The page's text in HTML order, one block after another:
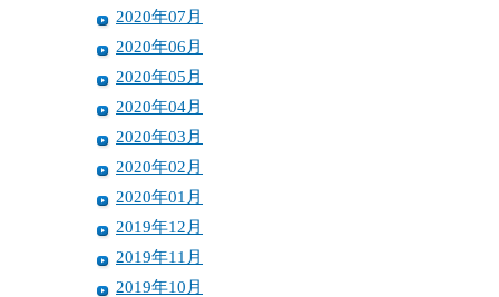
2020年07月
2020年06月
2020年05月
2020年04月
2020年03月
2020年02月
2020年01月
2019年12月
2019年11月
2019年10月